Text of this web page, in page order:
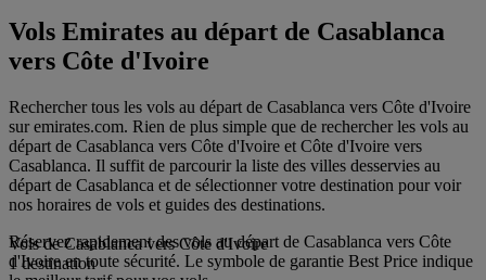
Vols Emirates au départ de Casablanca
vers Côte d'Ivoire
Rechercher tous les vols au départ de Casablanca vers Côte d'Ivoire
sur emirates.com. Rien de plus simple que de rechercher les vols au
départ de Casablanca vers Côte d'Ivoire et Côte d'Ivoire vers
Casablanca. Il suffit de parcourir la liste des villes desservies au
départ de Casablanca et de sélectionner votre destination pour voir
nos horaires de vols et guides des destinations.
Réservez rapidement des vols au départ de Casablanca vers Côte
d'Ivoire en toute sécurité. Le symbole de garantie Best Price indique
Vols de Casablanca vers Côte d'Ivoire
1 destination